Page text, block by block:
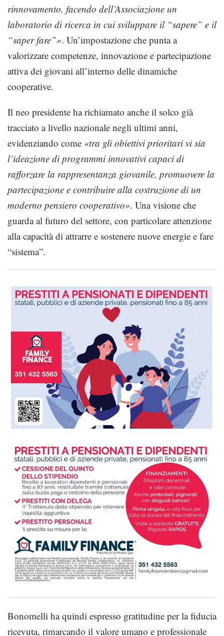
rinnovamento, facendo dell’Associazione un
laboratorio di ricerca in cui sviluppare il “sapere” e il
“saper fare”». Un’impostazione che punta a
valorizzare competenze, innovazione e partecipazione
attiva dei giovani all’interno delle dinamiche
cooperative.
Il neo presidente ha richiamato anche il solco già
tracciato a livello nazionale negli ultimi anni,
evidenziando come «tra gli obiettivi prioritari vi sia
l’ideazione di programmi innovativi capaci di
rafforzare la rappresentanza giovanile, promuovere la
partecipazione e contribuire alla costruzione di un
moderno pensiero cooperativo». Una visione che
guarda al futuro del settore, con particolare attenzione
alla capacità di attrarre e sostenere nuove energie e fare
“sistema”.
Bonomelli ha quindi espresso gratitudine per la fiducia
ricevuta, rimarcando il valore umano e professionale